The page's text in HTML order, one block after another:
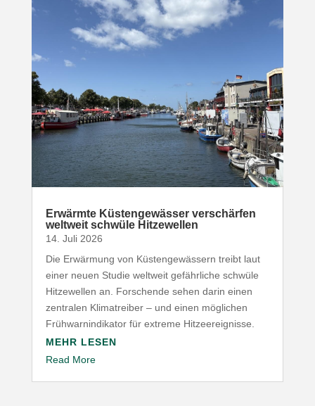
Erwärmte Küsten­ge­wässer verschärfen
weltweit schwüle Hitzewellen
14. Juli 2026
Die Erwärmung von Küsten­ge­wässern treibt laut
einer neuen Studie weltweit gefähr­liche schwüle
Hitze­wellen an. Forschende sehen darin einen
zentralen Klima­treiber – und einen möglichen
Früh­warn­in­di­kator für extreme Hitzeereignisse.
MEHR LESEN
Read More